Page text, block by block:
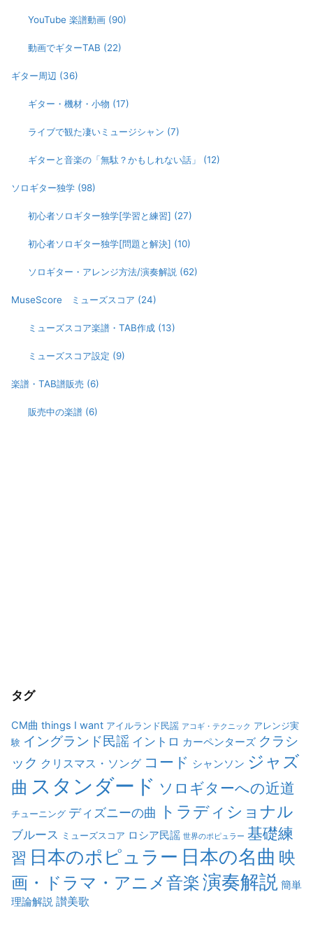
YouTube 楽譜動画 (90)
動画でギターTAB (22)
ギター周辺 (36)
ギター・機材・小物 (17)
ライブで観た凄いミュージシャン (7)
ギターと音楽の「無駄？かもしれない話」 (12)
ソロギター独学 (98)
初心者ソロギター独学[学習と練習] (27)
初心者ソロギター独学[問題と解決] (10)
ソロギター・アレンジ方法/演奏解説 (62)
MuseScore ミューズスコア (24)
ミューズスコア楽譜・TAB作成 (13)
ミューズスコア設定 (9)
楽譜・TAB譜販売 (6)
販売中の楽譜 (6)
タグ
CM曲 things I want アイルランド民謡 アコギ・テクニック アレンジ実
験 イングランド民謡 イントロ カーペンターズ クラシ
ック クリスマス・ソング コード シャンソン ジャズ
曲 スタンダード ソロギターへの近道
チューニング ディズニーの曲 トラディショナル
ブルース ミューズスコア ロシア民謡 世界のポピュラー 基礎練
習 日本のポピュラー 日本の名曲 映
画・ドラマ・アニメ音楽演奏解説 簡単
理論解説 讃美歌